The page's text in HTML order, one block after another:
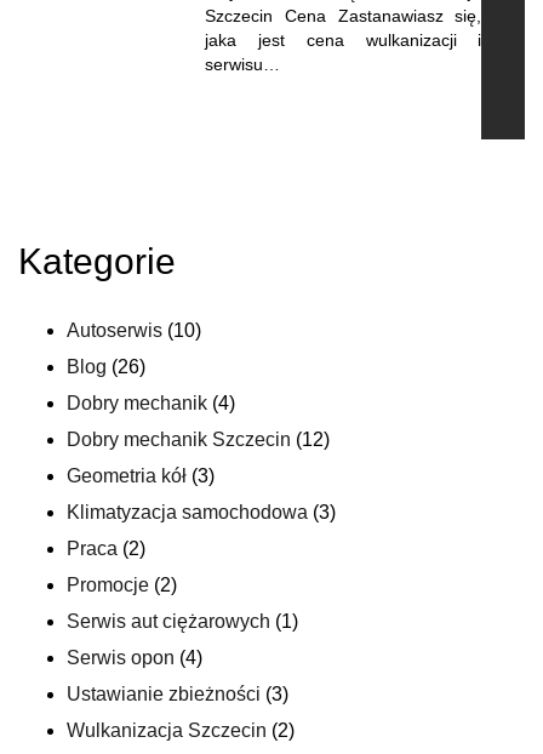
Szczecin Cena Zastanawiasz się,
jaka jest cena wulkanizacji i
serwisu…
Kategorie
Autoserwis (10)
Blog (26)
Dobry mechanik (4)
Dobry mechanik Szczecin (12)
Geometria kół (3)
Klimatyzacja samochodowa (3)
Praca (2)
Promocje (2)
Serwis aut ciężarowych (1)
Serwis opon (4)
Ustawianie zbieżności (3)
Wulkanizacja Szczecin (2)